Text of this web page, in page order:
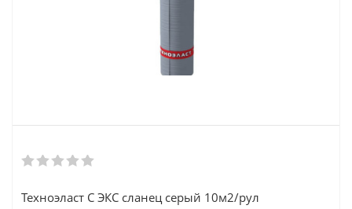
Техноэласт С ЭКС сланец серый 10м2/рул